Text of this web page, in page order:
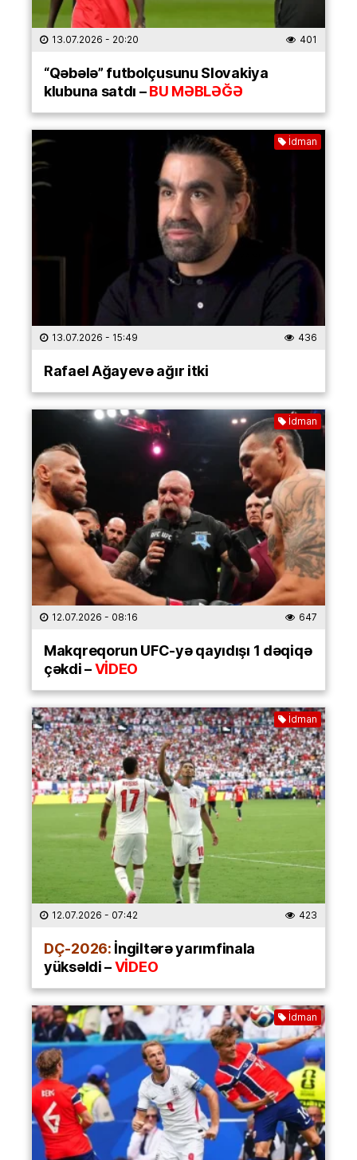
13.07.2026 - 20:20 401
“Qəbələ” futbolçusunu Slovakiya
klubuna satdı –BU MƏBLƏĞƏ
İdman
13.07.2026 - 15:49 436
Rafael Ağayevə ağır itki
İdman
12.07.2026 - 08:16 647
Makqreqorun UFC-yə qayıdışı 1 dəqiqə
çəkdi –VİDEO
İdman
12.07.2026 - 07:42 423
DÇ-2026:İngiltərə yarımfinala
yüksəldi –VİDEO
İdman